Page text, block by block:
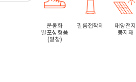
운동화
발포성형품
(밑창)
필름접착제
태양전지
봉지재